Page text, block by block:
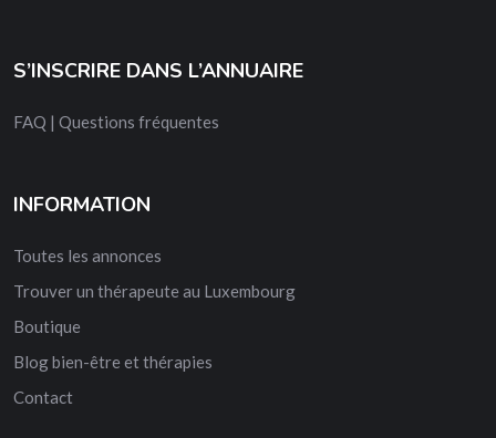
S’INSCRIRE DANS L’ANNUAIRE
FAQ | Questions fréquentes
INFORMATION
Toutes les annonces
Trouver un thérapeute au Luxembourg
Boutique
Blog bien-être et thérapies
Contact